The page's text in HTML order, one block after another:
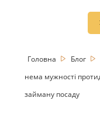
Головна Блог
нема мужності
займану посаду